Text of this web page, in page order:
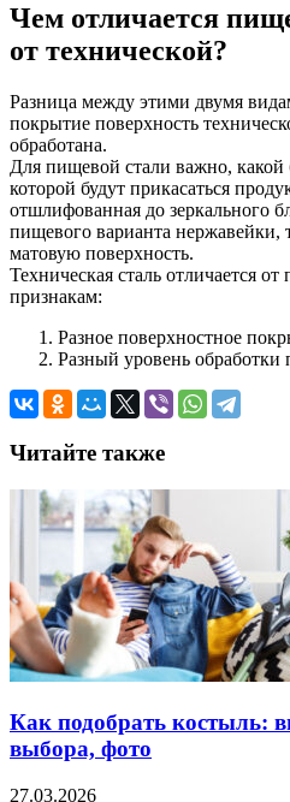
Чем отличается
от технической?
Разница между этими двумя
покрытие поверхность
обработана.
Для пищевой стали важно, какой
которой будут прикасаться
отшлифованная до зеркального
пищевого варианта нержавейки,
матовую поверхность.
Техническая сталь отличается
признакам:
Разное поверхностное
Разный уровень обработки
Читайте также
Как подобрать костыль:
выбора, фото
27.03.2026